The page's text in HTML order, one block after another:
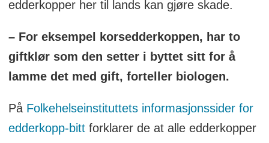
edderkopper her til lands kan gjøre skade.
– For eksempel korsedderkoppen, har to
giftklør som den setter i byttet sitt for å
lamme det med gift, forteller biologen.
På Folkehelseinstituttets informasjonssider for
edderkopp-bittforklarer de at alle edderkopper